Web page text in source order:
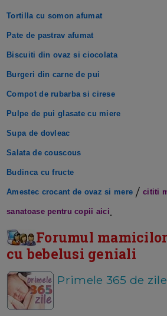
Tortilla cu somon afumat
Pate de pastrav afumat
Biscuiti din ovaz si ciocolata
Burgeri din carne de pui
Compot de rubarba si cirese
Pulpe de pui glasate cu miere
Supa de dovleac
Salata de couscous
Budinca cu fructe
Amestec crocant de ovaz si mere /cititi
sanatoase pentru copii aici.
Forumul
cu bebelusi geniali
Primele 365 de